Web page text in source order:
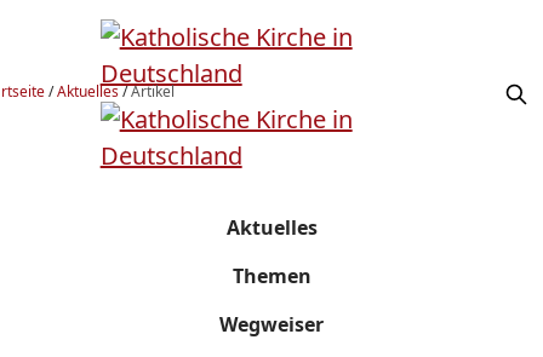
/Aktuelles/Artikel
Aktuelles
Themen
Wegweiser